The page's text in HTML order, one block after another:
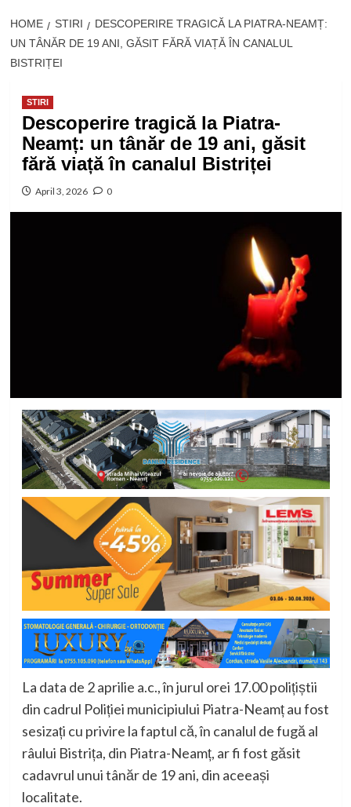
HOME STIRI
DESCOPERIRE TRAGICĂ LA PIATRA-NEAMȚ:
UN TÂNĂR DE 19 ANI, GĂSIT FĂRĂ VIAȚĂ ÎN CANALUL
BISTRIȚEI
STIRI
Descoperire tragică la Piatra-
Neamț: un tânăr de 19 ani, găsit
fără viață în canalul Bistriței
April 3, 2026 0
La data de 2 aprilie a.c., în jurul orei 17.00 polițiștii
din cadrul Poliției municipiului Piatra-Neamț au fost
sesizați cu privire la faptul că, în canalul de fugă al
râului Bistrița, din Piatra-Neamț, ar fi fost găsit
cadavrul unui tânăr de 19 ani, din aceeași
localitate.